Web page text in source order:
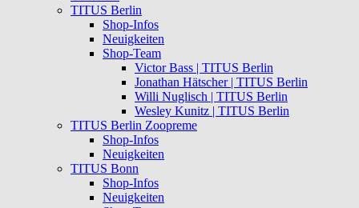
TITUS Berlin
Shop-Infos
Neuigkeiten
Shop-Team
Victor Bass | TITUS Berlin
Jonathan Hätscher | TITUS Berlin
Willi Nuglisch | TITUS Berlin
Wesley Kunitz | TITUS Berlin
TITUS Berlin Zoopreme
Shop-Infos
Neuigkeiten
TITUS Bonn
Shop-Infos
Neuigkeiten